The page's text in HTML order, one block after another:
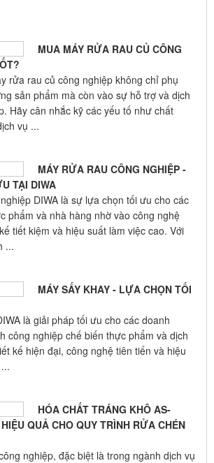
MUA MÁY RỬA RAU CỦ CÔNG
rửa rau củ công nghiệp không chỉ phụ
sản phẩm mà còn vào sự hỗ trợ và dịch
Hãy cân nhắc kỹ các yếu tố như chất
vụ ...
MÁY RỬA RAU CÔNG NGHIỆP -
TẠI DIWA
DIWA là sự lựa chọn tối ưu cho các
phẩm và nhà hàng nhờ vào công nghệ
tiết kiệm và hiệu suất làm việc cao. Với
...
MÁY SẤY KHAY - LỰA CHỌN TỐI
là giải pháp tối ưu cho các doanh
công nghiệp chế biến thực phẩm và dịch
kế hiện đại, công nghệ tiên tiến và hiệu
HÓA CHẤT TRÁNG KHÔ AS-
QUẢ CHO QUY TRÌNH RỬA CHÉN
nghiệp, đặc biệt là trong ngành dịch vụ